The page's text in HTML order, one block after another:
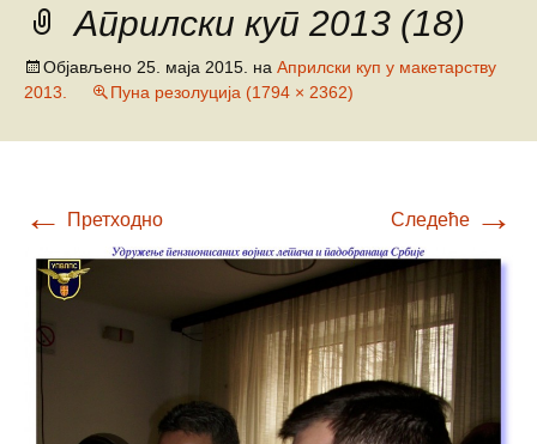
Априлски куп 2013 (18)
Објављено 25. маја 2015. на Априлски куп у макетарству
2013.
Пуна резолуција (1794 × 2362)
← Претходно Следеће →